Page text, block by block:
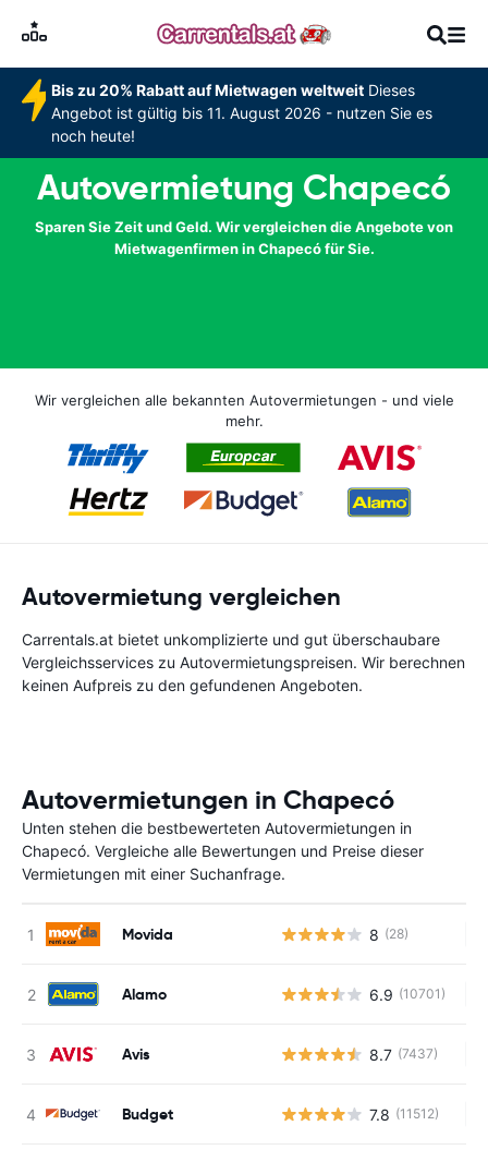
Bis zu 20% Rabatt auf Mietwagen weltweitDieses
Angebot ist gültig bis 11. August 2026 - nutzen Sie es
noch heute!
Autovermietung Chapecó
Sparen Sie Zeit und Geld. Wir vergleichen die Angebote von
Mietwagenfirmen in Chapecó für Sie.
Wir vergleichen alle bekannten Autovermietungen - und viele
mehr.
Autovermietung vergleichen
Carrentals.at bietet unkomplizierte und gut überschaubare
Vergleichsservices zu Autovermietungspreisen. Wir berechnen
keinen Aufpreis zu den gefundenen Angeboten.
Autovermietungen in Chapecó
Unten stehen die bestbewerteten Autovermietungen in
Chapecó. Vergleiche alle Bewertungen und Preise dieser
Vermietungen mit einer Suchanfrage.
Movida 8 (28)
Alamo 6.9 (10701)
Avis 8.7 (7437)
Budget 7.8 (11512)